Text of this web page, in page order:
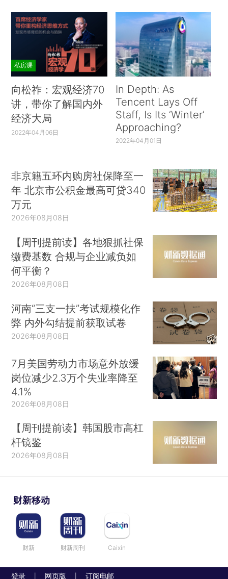
私房课
向松祚：宏观经济70
讲，带你了解国内外
经济大局
2022年04月06日
In Depth: As
Tencent Lays Off
Staff, Is Its ‘Winter’
Approaching?
2022年04月01日
非京籍五环内购房社保降至一
年 北京市公积金最高可贷340
万元
2026年08月08日
【周刊提前读】各地狠抓社保
缴费基数 合规与企业减负如
何平衡？
2026年08月08日
河南“三支一扶”考试规模化作
弊 内外勾结提前获取试卷
2026年08月08日
7月美国劳动力市场意外放缓
岗位减少2.3万个失业率降至
4.1%
2026年08月08日
【周刊提前读】韩国股市高杠
杆镜鉴
2026年08月08日
财新移动
财新 财新周刊 Caixin
登录 网页版 订阅电邮